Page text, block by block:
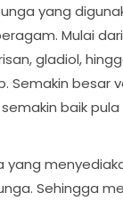
yang
Mulai
gladiol,
Semakin besar
baik
yang
Sehingga